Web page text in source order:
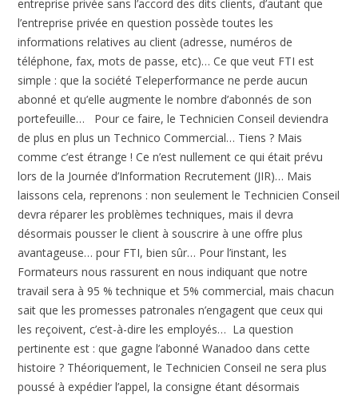
entreprise privée sans l’accord des dits clients, d’autant que
l’entreprise privée en question possède toutes les
informations relatives au client (adresse, numéros de
téléphone, fax, mots de passe, etc)… Ce que veut FTI est
simple : que la société Teleperformance ne perde aucun
abonné et qu’elle augmente le nombre d’abonnés de son
portefeuille… Pour ce faire, le Technicien Conseil deviendra
de plus en plus un Technico Commercial… Tiens ? Mais
comme c’est étrange ! Ce n’est nullement ce qui était prévu
lors de la Journée d’Information Recrutement (JIR)… Mais
laissons cela, reprenons : non seulement le Technicien Conseil
devra réparer les problèmes techniques, mais il devra
désormais pousser le client à souscrire à une offre plus
avantageuse… pour FTI, bien sûr… Pour l’instant, les
Formateurs nous rassurent en nous indiquant que notre
travail sera à 95 % technique et 5% commercial, mais chacun
sait que les promesses patronales n’engagent que ceux qui
les reçoivent, c’est-à-dire les employés… La question
pertinente est : que gagne l’abonné Wanadoo dans cette
histoire ? Théoriquement, le Technicien Conseil ne sera plus
poussé à expédier l’appel, la consigne étant désormais